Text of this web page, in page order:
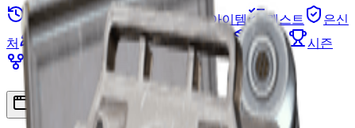
레이드 기록 보관함 필요한 아이템 퀘스트
은신
처
프로젝트 스쿼드 지도 이벤트 아이템
시즌
스킬 트리